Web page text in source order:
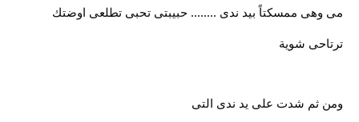
مى وهى ممسكتاً بيد ندى ........ حبيبتى تحبى تطلعى اوضتك
ترتاحى شوية
ومن ثم شدت على يد ندى التى